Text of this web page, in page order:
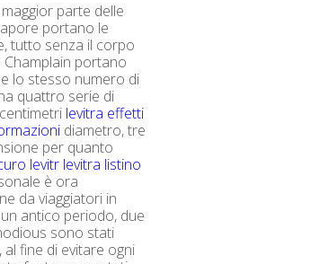
parte delle
portano le
tutto senza il corpo
Champlain portano
lo stesso numero di
quattro serie di
levitra effetti
diametro, tre
per quanto
levitr levitra listino
è ora
da viaggiatori in
antico periodo, due
sono stati
al fine di evitare ogni